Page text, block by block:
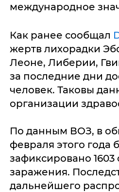
международное
Как ранее сообщал
жертв лихорадки
Леоне, Либерии,
за последние дни
человек. Таковы
организации
По данным ВОЗ, в
февраля этого года
зафиксировано 1603
заражения.
дальнейшего